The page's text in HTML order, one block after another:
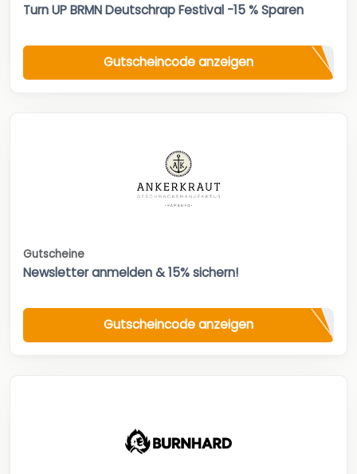
Turn UP BRMN Deutschrap Festival -15 % Sparen
Gutscheincode anzeigen
Gutscheine
Newsletter anmelden & 15% sichern!
Gutscheincode anzeigen